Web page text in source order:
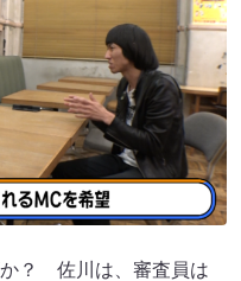
？ 佐川は、審査員は